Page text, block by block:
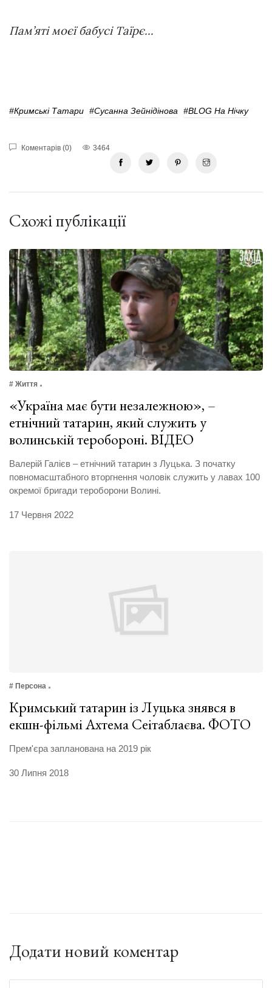
Пам’яті моєї бабусі Таїрє…
#Кримські Татари #Сусанна Зейнідінова #BLOG На Нічку
Коментарів (0) 3464
Схожі публікації
# Життя
«Україна має бути незалежною», –
етнічний татарин, який служить у
волинській теробороні. ВІДЕО
Валерій Галієв – етнічний татарин з Луцька. З початку
повномасштабного вторгнення чоловік служить у лавах 100
окремої бригади тероборони Волині.
17 Червня 2022
# Персона
Кримський татарин із Луцька знявся в
екшн-фільмі Ахтема Сеітаблаєва. ФОТО
Прем'єра запланована на 2019 рік
30 Липня 2018
Додати новий коментар